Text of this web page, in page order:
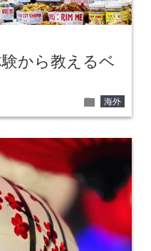
験から教えるベ
folder 海外